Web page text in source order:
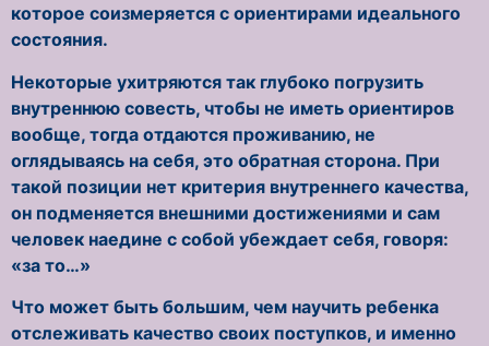
которое соизмеряется с ориентирами идеального
состояния.
Некоторые ухитряются так глубоко погрузить
внутреннюю совесть, чтобы не иметь ориентиров
вообще, тогда отдаются проживанию, не
оглядываясь на себя, это обратная сторона. При
такой позиции нет критерия внутреннего качества,
он подменяется внешними достижениями и сам
человек наедине с собой убеждает себя, говоря:
«за то…»
Что может быть большим, чем научить ребенка
отслеживать качество своих поступков, и именно